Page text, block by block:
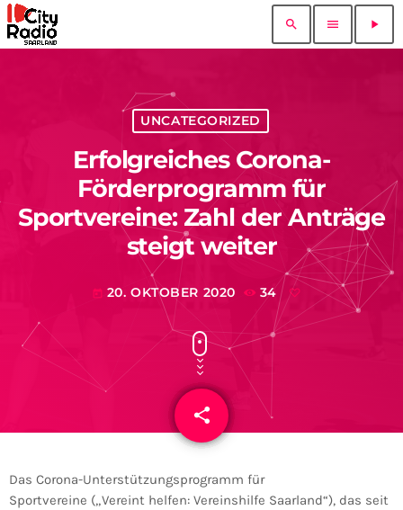
search menu play_arrow
UNCATEGORIZED
Erfolgreiches Corona-
Förderprogramm für
Sportvereine: Zahl der Anträge
steigt weiter
today 20. OKTOBER 2020 34
share
email
Das Corona-Unterstützungsprogramm für
Sportvereine („Vereint helfen: Vereinshilfe Saarland“), das seit